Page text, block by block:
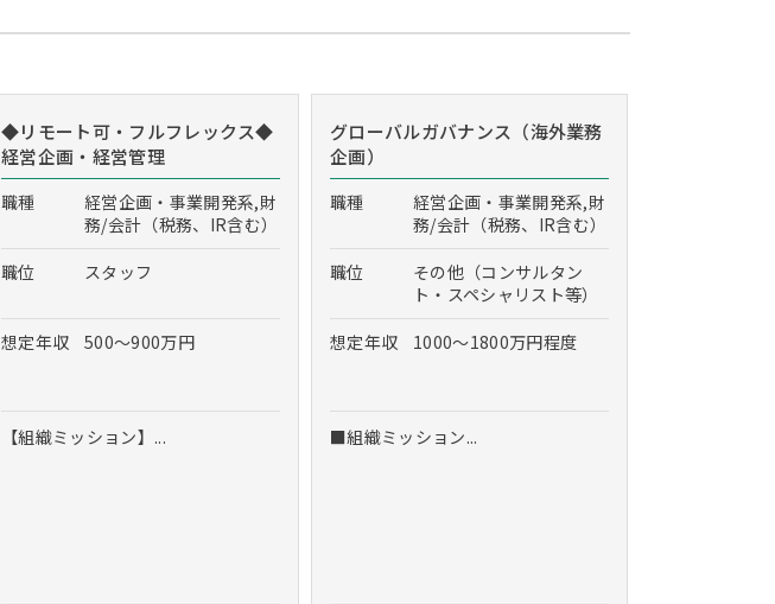
◆リモート可・フルフレックス◆
経営企画・経営管理
職種
経営企画・事業開発系,財
務/会計（税務、IR含む）
職位
スタッフ
想定年収 500～900万円
【組織ミッション】...
グローバルガバナンス（海外業務
企画）
職種
経営企画・事業開発系,財
務/会計（税務、IR含む）
職位
その他（コンサルタン
ト・スペシャリスト等）
想定年収
1000～1800万円程度
■組織ミッション...